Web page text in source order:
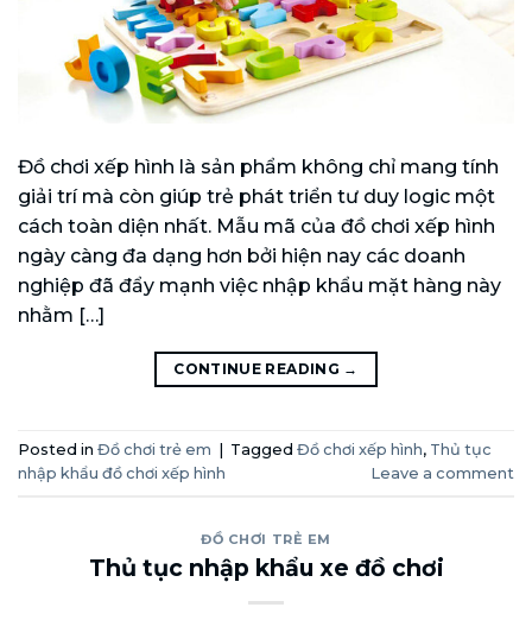
Đồ chơi xếp hình là sản phẩm không chỉ mang tính
giải trí mà còn giúp trẻ phát triển tư duy logic một
cách toàn diện nhất. Mẫu mã của đồ chơi xếp hình
ngày càng đa dạng hơn bởi hiện nay các doanh
nghiệp đã đẩy mạnh việc nhập khẩu mặt hàng này
nhằm […]
CONTINUE READING →
Posted in Đồ chơi trẻ em Tagged Đồ chơi xếp hình, Thủ tục
nhập khẩu đồ chơi xếp hình
Leave a comment
ĐỒ CHƠI TRẺ EM
Thủ tục nhập khẩu xe đồ chơi